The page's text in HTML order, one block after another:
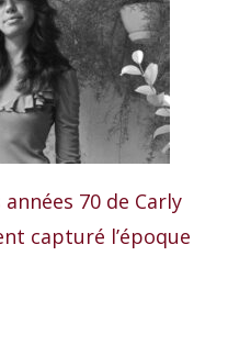
70 de Carly
capturé l’époque